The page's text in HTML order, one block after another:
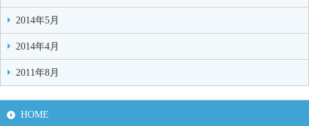
2014年5月
2014年4月
2011年8月
HOME